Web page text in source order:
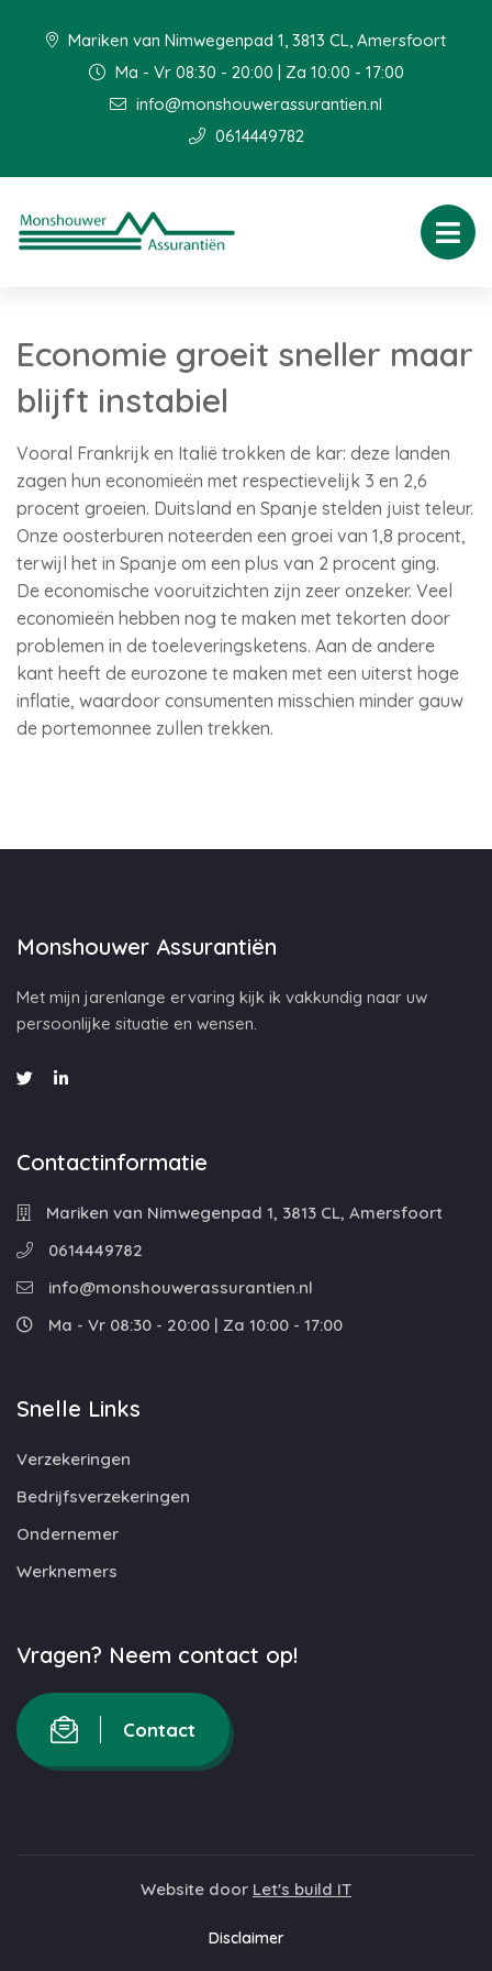
Mariken van Nimwegenpad 1, 3813 CL, Amersfoort
Ma - Vr 08:30 - 20:00 | Za 10:00 - 17:00
info@monshouwerassurantien.nl
0614449782
Economie groeit sneller maar
blijft instabiel
Vooral Frankrijk en Italië trokken de kar: deze landen
zagen hun economieën met respectievelijk 3 en 2,6
procent groeien. Duitsland en Spanje stelden juist teleur.
Onze oosterburen noteerden een groei van 1,8 procent,
terwijl het in Spanje om een plus van 2 procent ging.
De economische vooruitzichten zijn zeer onzeker. Veel
economieën hebben nog te maken met tekorten door
problemen in de toeleveringsketens. Aan de andere
kant heeft de eurozone te maken met een uiterst hoge
inflatie, waardoor consumenten misschien minder gauw
de portemonnee zullen trekken.
Monshouwer Assurantiën
Met mijn jarenlange ervaring kijk ik vakkundig naar uw
persoonlijke situatie en wensen.
Contactinformatie
Mariken van Nimwegenpad 1, 3813 CL, Amersfoort
0614449782
info@monshouwerassurantien.nl
Ma - Vr 08:30 - 20:00 | Za 10:00 - 17:00
Snelle Links
Verzekeringen
Bedrijfsverzekeringen
Ondernemer
Werknemers
Vragen? Neem contact op!
Contact
Website door Let's build IT
Disclaimer